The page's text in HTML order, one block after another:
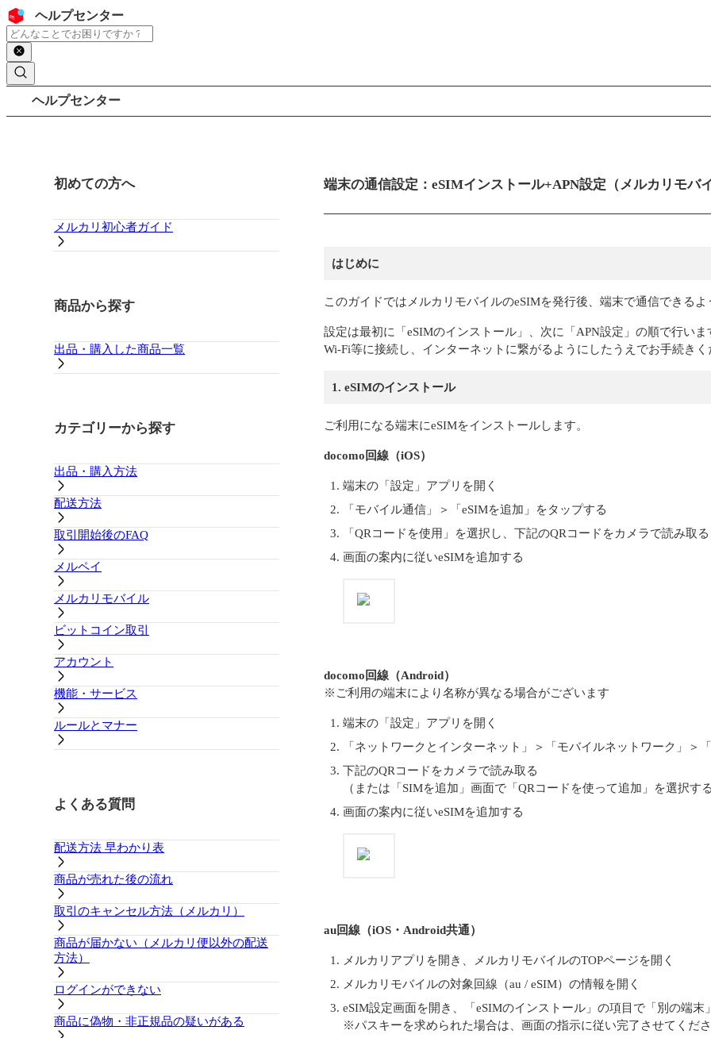
コンテンツにスキップ
ヘッダー
ヘルプセンター
検索
パンくずリスト
ヘルプセンター
サイドバー
初めての方へ
メルカリ初心者ガイド
商品から探す
出品・購入した商品一覧
カテゴリーから探す
出品・購入方法
配送方法
取引開始後のFAQ
メルペイ
メルカリモバイル
ビットコイン取引
アカウント
機能・サービス
ルールとマナー
よくある質問
配送方法 早わかり表
商品が売れた後の流れ
取引のキャンセル方法（メルカリ）
商品が届かない（メルカリ便以外の配送
方法）
ログインができない
商品に偽物・非正規品の疑いがある
メインコンテンツ
端末の通信設定：eSIMインストール+APN設定（メルカリモバイ
はじめに
このガイドではメルカリモバイルのeSIMを発行後、端末で通信できる
設定は最初に「eSIMのインストール」、次に「APN設定」の順で行いま
Wi-Fi等に接続し、インターネットに繋がるようにしたうえでお手続きく
1. eSIMのインストール
ご利用になる端末にeSIMをインストールします。
docomo回線（iOS）
端末の「設定」アプリを開く
「モバイル通信」＞「eSIMを追加」をタップする
「QRコードを使用」を選択し、下記のQRコードをカメラで読み取る
画面の案内に従いeSIMを追加する
docomo回線（Android）
※ご利用の端末により名称が異なる場合がございます
端末の「設定」アプリを開く
「ネットワークとインターネット」＞「モバイルネットワーク」＞
下記のQRコードをカメラで読み取る
（または「SIMを追加」画面で「QRコードを使って追加」を選択する
画面の案内に従いeSIMを追加する
au回線（iOS・Android共通）
メルカリアプリを開き、メルカリモバイルのTOPページを開く
メルカリモバイルの対象回線（au / eSIM）の情報を開く
eSIM設定画面を開き、「eSIMのインストール」の項目で「別の端末
※パスキーを求められた場合は、画面の指示に従い完了させてくだ